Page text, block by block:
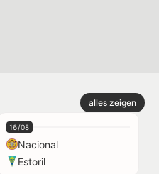
alles zeigen
16/08
Nacional
Estoril